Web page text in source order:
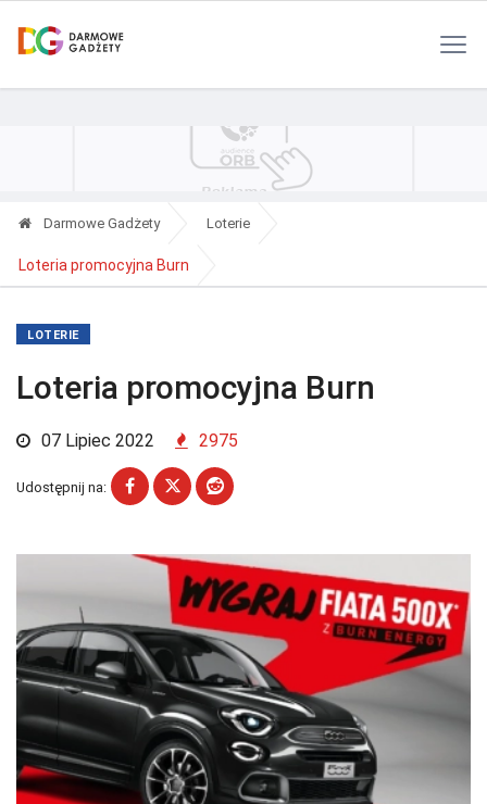
Darmowe Gadżety Loterie
Loteria promocyjna Burn
LOTERIE
Loteria promocyjna Burn
07 Lipiec 2022 2975
Udostępnij na: